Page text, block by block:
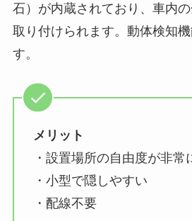
石）が内蔵されており、車内
取り付けられます。動体検知
す。
メリット
・設置場所の自由度が非常
・小型で隠しやすい
・配線不要